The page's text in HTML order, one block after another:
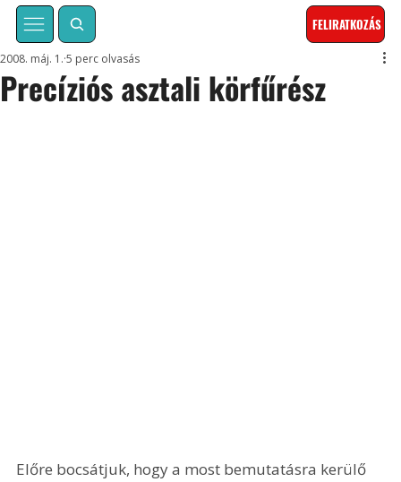
FELIRATKOZÁS
Precíziós asztali körfűrész
2008. máj. 1. 5 perc olvasás
Előre bocsátjuk, hogy a most bemutatásra kerülő